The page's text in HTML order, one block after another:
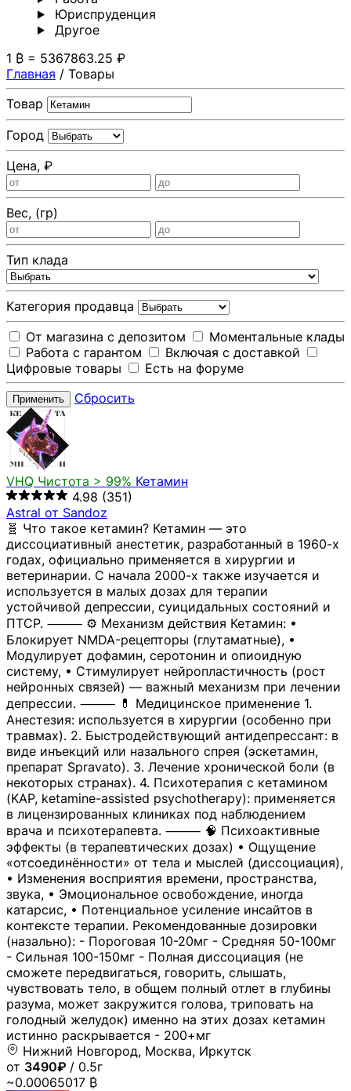
Юриспруденция
Другoе
1 ₿ = 5367863.25 ₽
Главная / Товары
Товар
Город
Цена, ₽
Вес, (гр)
Тип клада
Категория продавца
От магазина с депозитом
Моментальные клады
Работа с гарантом
Включая с доставкой
Цифровые товары
Есть на форуме
Применить Сбросить
VHQ Чистота > 99% Кетамин
4.98 (351)
Astral от Sandoz
🧬 Что такое кетамин? Кетамин — это
диссоциативный анестетик, разработанный в 1960-х
годах, официально применяется в хирургии и
ветеринарии. С начала 2000-х также изучается и
используется в малых дозах для терапии
устойчивой депрессии, суицидальных состояний и
ПТСР. ⸻ ⚙️ Механизм действия Кетамин: •
Блокирует NMDA-рецепторы (глутаматные), •
Модулирует дофамин, серотонин и опиоидную
систему, • Стимулирует нейропластичность (рост
нейронных связей) — важный механизм при лечении
депрессии. ⸻ 💊 Медицинское применение 1.
Анестезия: используется в хирургии (особенно при
травмах). 2. Быстродействующий антидепрессант: в
виде инъекций или назального спрея (эскетамин,
препарат Spravato). 3. Лечение хронической боли (в
некоторых странах). 4. Психотерапия с кетамином
(KAP, ketamine-assisted psychotherapy): применяется
в лицензированных клиниках под наблюдением
врача и психотерапевта. ⸻ 🧠 Психоактивные
эффекты (в терапевтических дозах) • Ощущение
«отсоединённости» от тела и мыслей (диссоциация),
• Изменения восприятия времени, пространства,
звука, • Эмоциональное освобождение, иногда
катарсис, • Потенциальное усиление инсайтов в
контексте терапии. Рекомендованные дозировки
(назально): - Пороговая 10-20мг - Средняя 50-100мг
- Сильная 100-150мг - Полная диссоциация (не
сможете передвигаться, говорить, слышать,
чувствовать тело, в общем полный отлет в глубины
разума, может закружится голова, триповать на
голодный желудок) именно на этих дозах кетамин
истинно раскрывается - 200+мг
Нижний Новгород, Москва, Иркутск
от 3490₽ / 0.5г
~0.00065017 ₿